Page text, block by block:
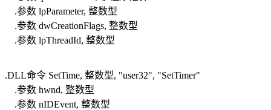
.参数 lpParameter, 整数型
.参数 dwCreationFlags, 整数型
.参数 lpThreadId, 整数型
.DLL命令 SetTime, 整数型, "user32", "SetTimer"
.参数 hwnd, 整数型
.参数 nIDEvent, 整数型